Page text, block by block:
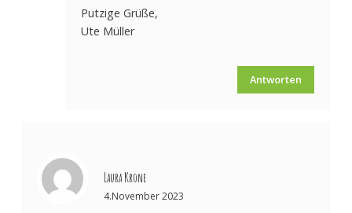
Putzige Grüße,
Ute Müller
Antworten
Laura Krone
4.November 2023